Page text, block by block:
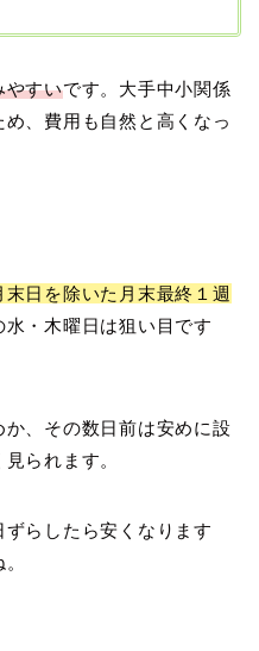
やすいです。大手中小関係
、費用も自然と高くなっ
末日を除いた月末最終１週
・木曜日は狙い目です
、その数日前は安めに設
られます。
らしたら安くなります